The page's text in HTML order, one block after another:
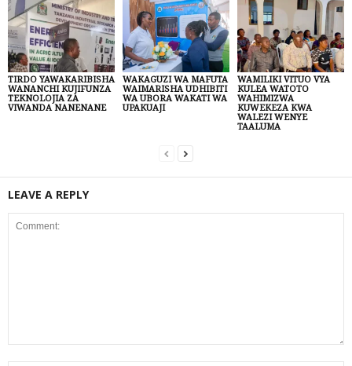
TIRDO YAWAKARIBISHA
WANANCHI KUJIFUNZA
TEKNOLOJIA ZA
VIWANDA NANENANE
WAKAGUZI WA MAFUTA
WAIMARISHA UDHIBITI
WA UBORA WAKATI WA
UPAKUAJI
WAMILIKI VITUO VYA
KULEA WATOTO
WAHIMIZWA
KUWEKEZA KWA
WALEZI WENYE
TAALUMA
LEAVE A REPLY